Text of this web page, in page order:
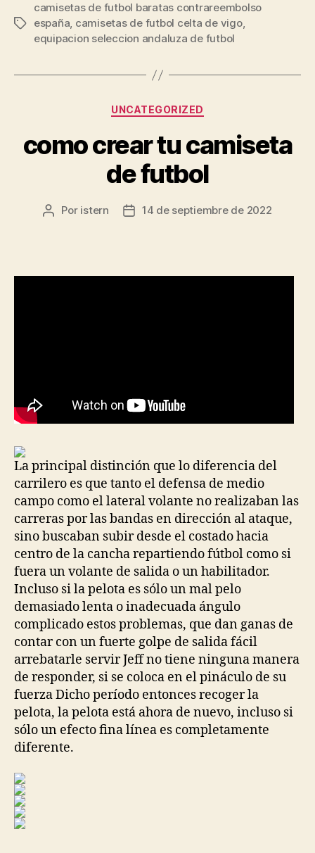
Etiquetas
camisetas de futbol baratas contrareembolso
españa, camisetas de futbol celta de vigo,
equipacion seleccion andaluza de futbol
Categorías
UNCATEGORIZED
como crear tu camiseta
de futbol
Autor
Por istern
Fecha14 de septiembre de 2022
La principal distinción que lo diferencia del
carrilero es que tanto el defensa de medio
campo como el lateral volante no realizaban las
carreras por las bandas en dirección al ataque,
sino buscaban subir desde el costado hacia
centro de la cancha repartiendo fútbol como si
fuera un volante de salida o un habilitador.
Incluso si la pelota es sólo un mal pelo
demasiado lenta o inadecuada ángulo
complicado estos problemas, que dan ganas de
contar con un fuerte golpe de salida fácil
arrebatarle servir Jeff no tiene ninguna manera
de responder, si se coloca en el pináculo de su
fuerza Dicho período entonces recoger la
pelota, la pelota está ahora de nuevo, incluso si
sólo un efecto fina línea es completamente
diferente.